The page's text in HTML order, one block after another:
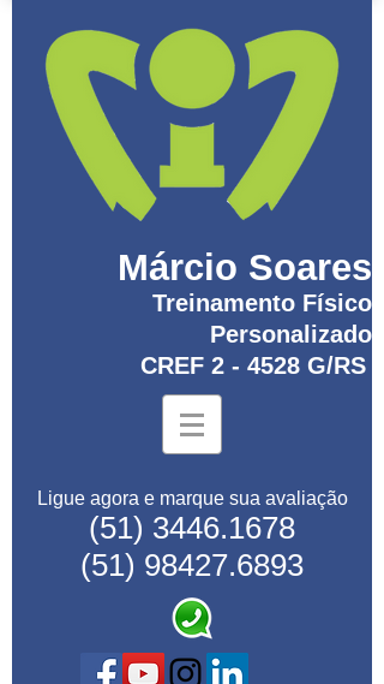
Ligue agora e marque sua avaliação
(51) 3446.1678
(51) 98427.6893
Márcio Soares
Treinamento Físico
Personalizado
CREF 2 - 4528 G/RS